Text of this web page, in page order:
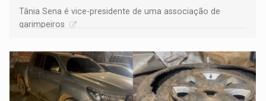
Tânia Sena é vice-presidente de uma associação de
garimpeiros